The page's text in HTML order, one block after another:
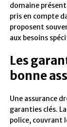
domaine
pris en compte
proposent
aux besoins
Les
bonne
Une assurance
garanties clés. La
police, couvrant